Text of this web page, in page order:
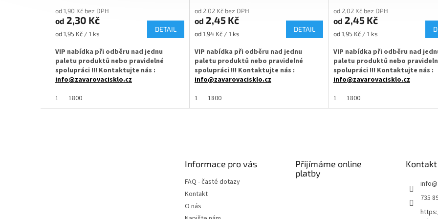
od 1,90 Kč bez DPH
od 2,30 Kč
Měrná
od 1,95 Kč / 1 ks
DETAIL
VIP nabídka při odběru nad jednu
paletu produktů nebo pravidelné
spolupráci !!! Kontaktujte nás :
info@zavarovacisklo.cz
✅
Víčko na sklenici s uzávěrem typu Twist
Off 53
1 1800
od 2,02 Kč bez DPH
od 2,45 Kč
Měrná
od 1,94 Kč / 1 ks
DETAIL
VIP nabídka při odběru nad jednu
paletu produktů nebo pravidelné
spolupráci !!! Kontaktujte nás :
info@zavarovacisklo.cz
✅
Víčko na sklenici s uzávěrem typu Twist
Off 53
ZDE
✅ Pro výhodnější cenu si kupte celý karton
ZDE
✅ Víčka skladem a ihned k odeslání!
1 1800
od 2,02 Kč bez DPH
od 2,45 Kč
Měrná
od 1,95 Kč / 1 ks
VIP nabídka při odběru nad
paletu produktů nebo
spolupráci !!! Kontaktujte nás :
info@zavarovacisklo.cz
✅
Víčko na sklenici s uzávěrem typu
Off 53
ZDE
✅ Pro výhodnější cenu kupte celý
✅ Víčka skladem a ihned k odeslání!
1 1800
Informace pro vás
FAQ - časté dotazy
Kontakt
O nás
Přijímáme online
platby
Kontakt
info@
735